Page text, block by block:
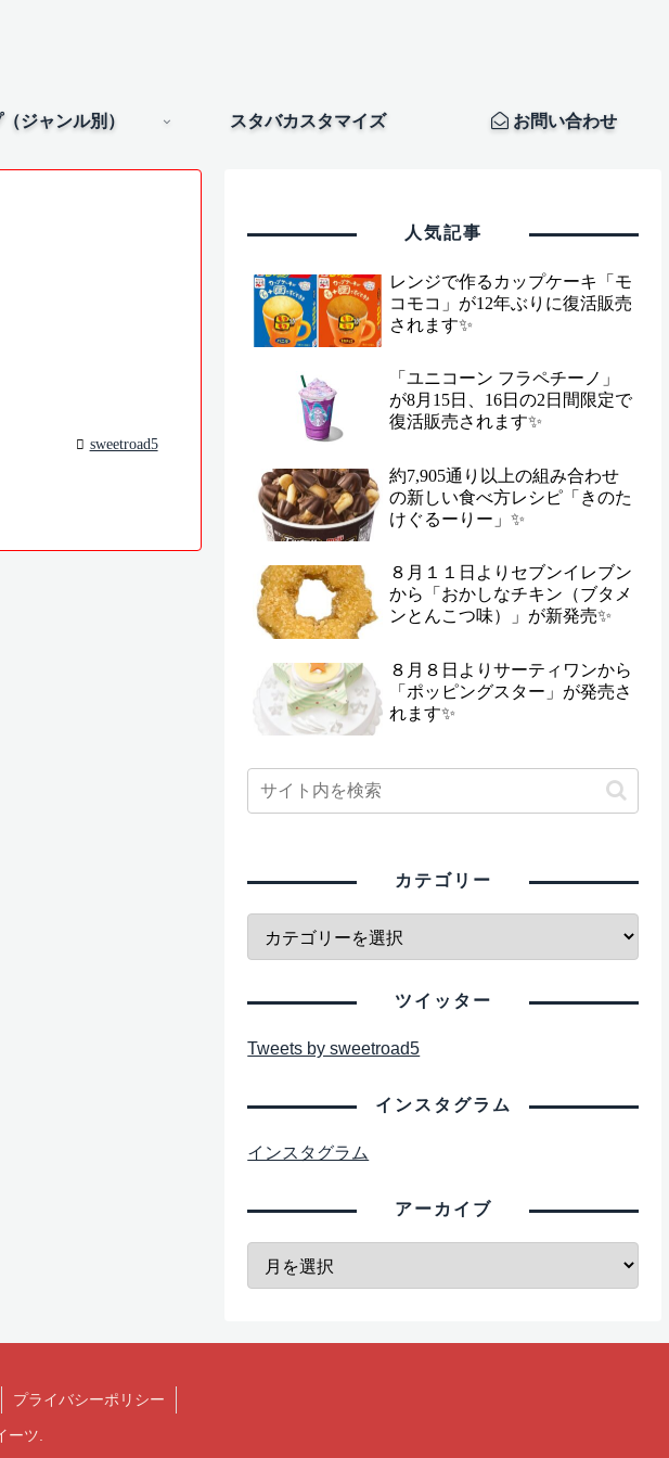
ジャンル別） スタバカスタマイズ お問い合わせ
sweetroad5
人気記事
レンジで作るカップケーキ「モ
コモコ」が12年ぶりに復活販売
されます✨
「ユニコーン フラペチーノ」
が8月15日、16日の2日間限定で
復活販売されます✨
約7,905通り以上の組み合わせ
の新しい食べ方レシピ「きのた
けぐるーりー」✨
８月１１日よりセブンイレブン
から「おかしなチキン（ブタメ
ンとんこつ味）」が新発売✨
８月８日よりサーティワンから
「ポッピングスター」が発売さ
れます✨
カテゴリー
ツイッター
Tweets by sweetroad5
インスタグラム
インスタグラム
アーカイブ
プライバシーポリシー
ーツ.